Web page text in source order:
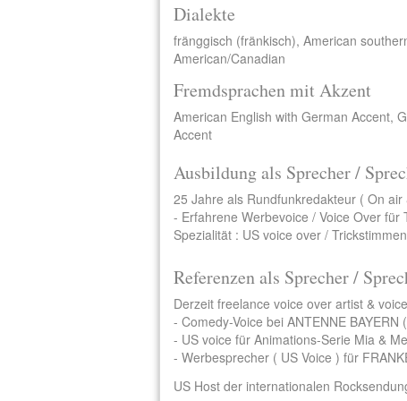
Dialekte
fränggisch (fränkisch), American
American/Canadian
Fremdsprachen mit Akzent
American English with German Accent,
Accent
Ausbildung als Sprecher /
25 Jahre als Rundfunkredakteur ( On
- Erfahrene Werbevoice / Voice Over für
Spezialität : US voice over /
Referenzen als Sprecher /
Derzeit freelance voice over artist &
- Comedy-Voice bei ANTENNE
- US voice für Animations-Serie Mia &
- Werbesprecher ( US Voice ) für
US Host der internationalen